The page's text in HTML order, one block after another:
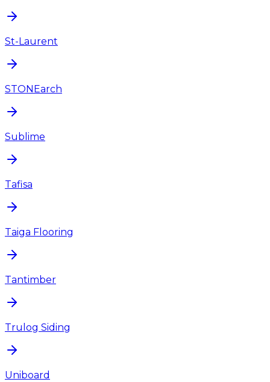
St-Laurent
STONEarch
Sublime
Tafisa
Taiga Flooring
Tantimber
Trulog Siding
Uniboard